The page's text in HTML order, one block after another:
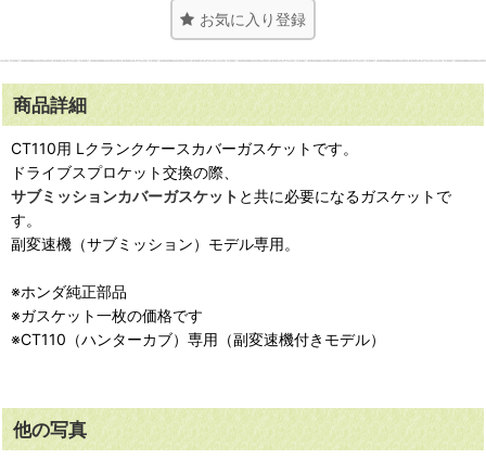
お気に入り登録
商品詳細
CT110用 Lクランクケースカバーガスケットです。
ドライブスプロケット交換の際、
サブミッションカバーガスケット と共に必要になるガスケットで
す。
副変速機（サブミッション）モデル専用。
※ホンダ純正部品
※ガスケット一枚の価格です
※CT110（ハンターカブ）専用（副変速機付きモデル）
他の写真